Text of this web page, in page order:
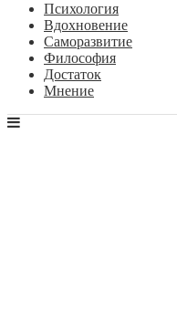
Психология
Вдохновение
Саморазвитие
Философия
Достаток
Мнение